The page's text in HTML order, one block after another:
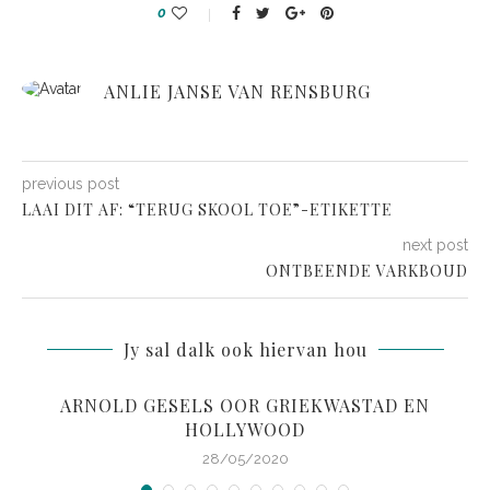
0
ANLIE JANSE VAN RENSBURG
previous post
LAAI DIT AF: “TERUG SKOOL TOE”-ETIKETTE
next post
ONTBEENDE VARKBOUD
Jy sal dalk ook hiervan hou
ARNOLD GESELS OOR GRIEKWASTAD EN
HOLLYWOOD
28/05/2020